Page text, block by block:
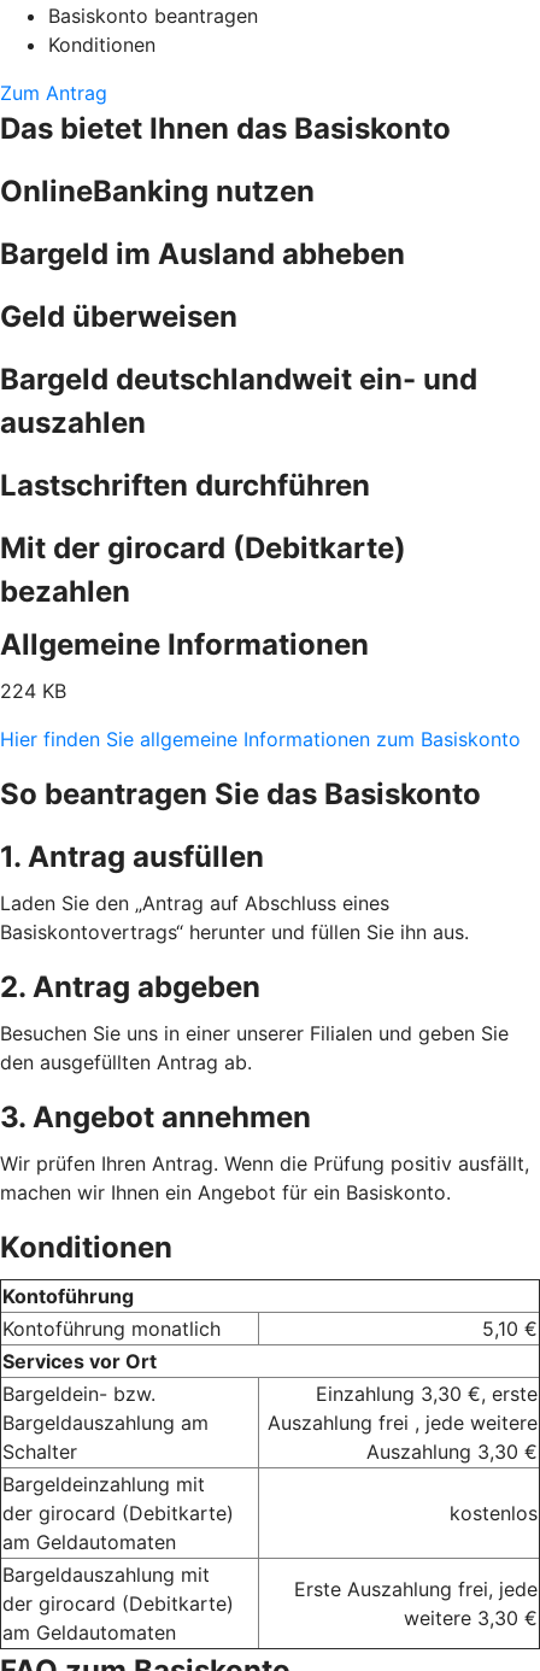
Basiskonto beantragen
Konditionen
Zum Antrag
Das bietet Ihnen das Basiskonto
OnlineBanking nutzen
Bargeld im Ausland abheben
Geld überweisen
Bargeld deutschlandweit ein- und
auszahlen
Lastschriften durchführen
Mit der girocard (Debitkarte)
bezahlen
Allgemeine Informationen
224 KB
Hier finden Sie allgemeine Informationen zum Basiskonto
So beantragen Sie das Basiskonto
1. Antrag ausfüllen
Laden Sie den „Antrag auf Abschluss eines
Basiskontovertrags“ herunter und füllen Sie ihn aus.
2. Antrag abgeben
Besuchen Sie uns in einer unserer Filialen und geben Sie
den ausgefüllten Antrag ab.
3. Angebot annehmen
Wir prüfen Ihren Antrag. Wenn die Prüfung positiv ausfällt,
machen wir Ihnen ein Angebot für ein Basiskonto.
Konditionen
Kontoführung
Kontoführung monatlich
5,10 €
Services vor Ort
Bargeldein- bzw.
Bargeldauszahlung am
Schalter
Einzahlung 3,30 €, erste
Auszahlung frei , jede weitere
Auszahlung 3,30 €
Bargeldeinzahlung mit
der girocard (Debitkarte)
am Geldautomaten
kostenlos
Bargeldauszahlung mit
der girocard (Debitkarte)
am Geldautomaten
Erste Auszahlung frei, jede
weitere 3,30 €